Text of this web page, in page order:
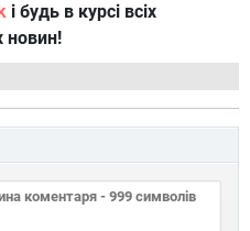
і будь в курсі всіх
новин!